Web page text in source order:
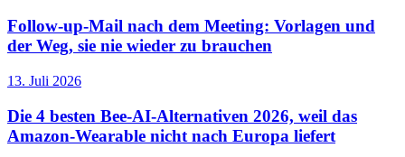
Follow-up-Mail nach dem Meeting: Vorlagen und
der Weg, sie nie wieder zu brauchen
13. Juli 2026
Die 4 besten Bee-AI-Alternativen 2026, weil das
Amazon-Wearable nicht nach Europa liefert